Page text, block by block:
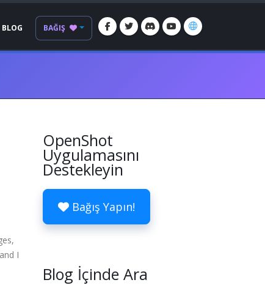
BLOG BAĞIŞ
I
OpenShot
Uygulamasını
Destekleyin
Bağış Yapın!
Blog İçinde Ara